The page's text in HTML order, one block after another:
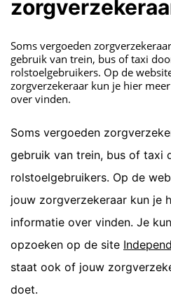
Soms vergoeden
gebruik van trein, bus of taxi
rolstoelgebruikers. Op de
zorgverzekeraar kun je hier
over vinden.
Soms vergoeden
gebruik van trein, bus of taxi
rolstoelgebruikers. Op de
jouw zorgverzekeraar kun je
informatie over vinden. Je
opzoeken op de site
staat ook of jouw
doet.